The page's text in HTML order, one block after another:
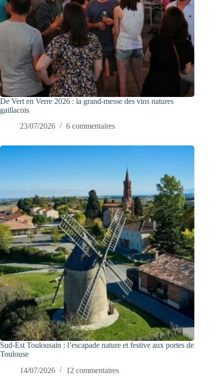
De Vert en Verre 2026 : la grand-messe des vins natures
gaillacois
23/07/2026
6 commentaires
Sud-Est Toulousain : l’escapade nature et festive aux portes de
Toulouse
14/07/2026
12 commentaires